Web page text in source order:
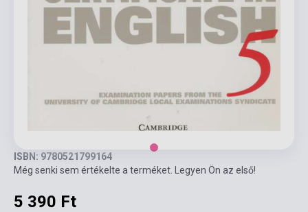
ISBN: 9780521799164
Még senki sem értékelte a terméket. Legyen Ön az első!
5 390 Ft